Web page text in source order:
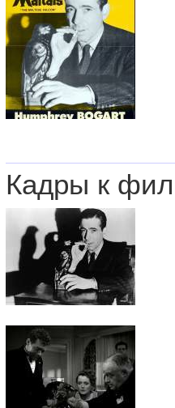
Кадры к